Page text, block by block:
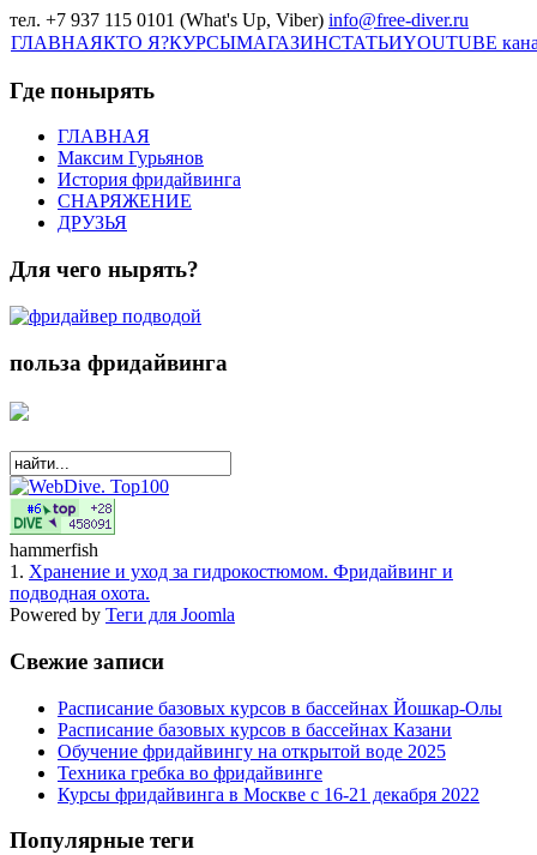
тел. +7 937 115 0101 (What's Up, Viber) info@free-diver.ru
ГЛАВНАЯКТО Я?КУРСЫМАГАЗИНСТАТЬИYOUTUBE
Где понырять
ГЛАВНАЯ
Максим Гурьянов
История фридайвинга
СНАРЯЖЕНИЕ
ДРУЗЬЯ
Для чего нырять?
польза фридайвинга
hammerfish
1. Хранение и уход за гидрокостюмом. Фридайвинг и
подводная охота.
Powered by Теги для Joomla
Свежие записи
Расписание базовых курсов в бассейнах Йошкар-Олы
Расписание базовых курсов в бассейнах Казани
Обучение фридайвингу на открытой воде 2025
Техника гребка во фридайвинге
Курсы фридайвинга в Москве с 16-21 декабря 2022
Популярные теги